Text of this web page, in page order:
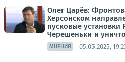
Олег Царёв:
Херсонском
пусковые установки
Черешеньки и
МНЕНИЯ 05.05.2025,